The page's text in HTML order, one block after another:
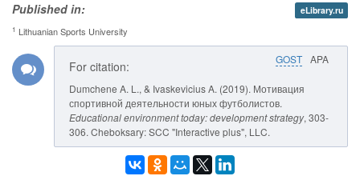
Published in:
eLibrary.ru
1 Lithuanian Sports University
GOST APA
For citation:
Dumchene A. L., & Ivaskevicius A. (2019). Мотивация
спортивной деятельности юных футболистов.
Educational environment today: development strategy, 303-
306. Cheboksary: SCC "Interactive plus", LLC.